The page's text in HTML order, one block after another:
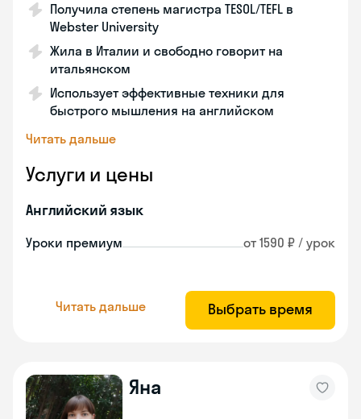
Получила степень магистра TESOL/TEFL в
Webster University
Жила в Италии и свободно говорит на
итальянском
Использует эффективные техники для
быстрого мышления на английском
Читать дальше
Услуги и цены
Английский язык
Уроки премиум от 1590 ₽ / урок
Читать дальше Выбрать время
Яна